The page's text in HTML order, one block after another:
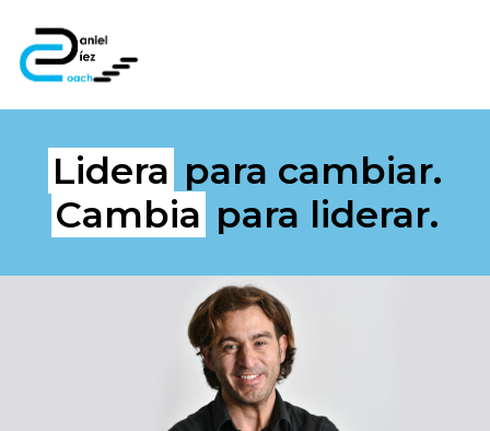
Lidera para cambiar.
Cambia para liderar.